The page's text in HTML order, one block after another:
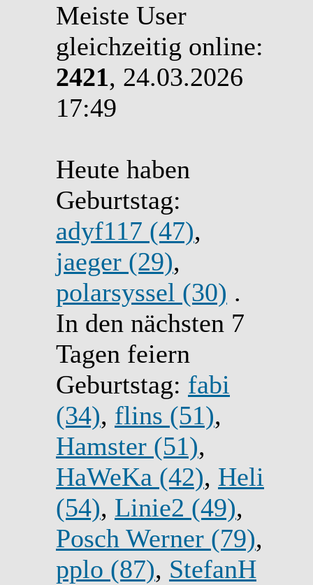
Meiste User
gleichzeitig online:
2421, 24.03.2026
17:49
Heute haben
Geburtstag:
adyf117 (47),
jaeger (29),
polarsyssel (30) .
In den nächsten 7
Tagen feiern
Geburtstag: fabi
(34), flins (51),
Hamster (51),
HaWeKa (42), Heli
(54), Linie2 (49),
Posch Werner (79),
pplo (87), StefanH